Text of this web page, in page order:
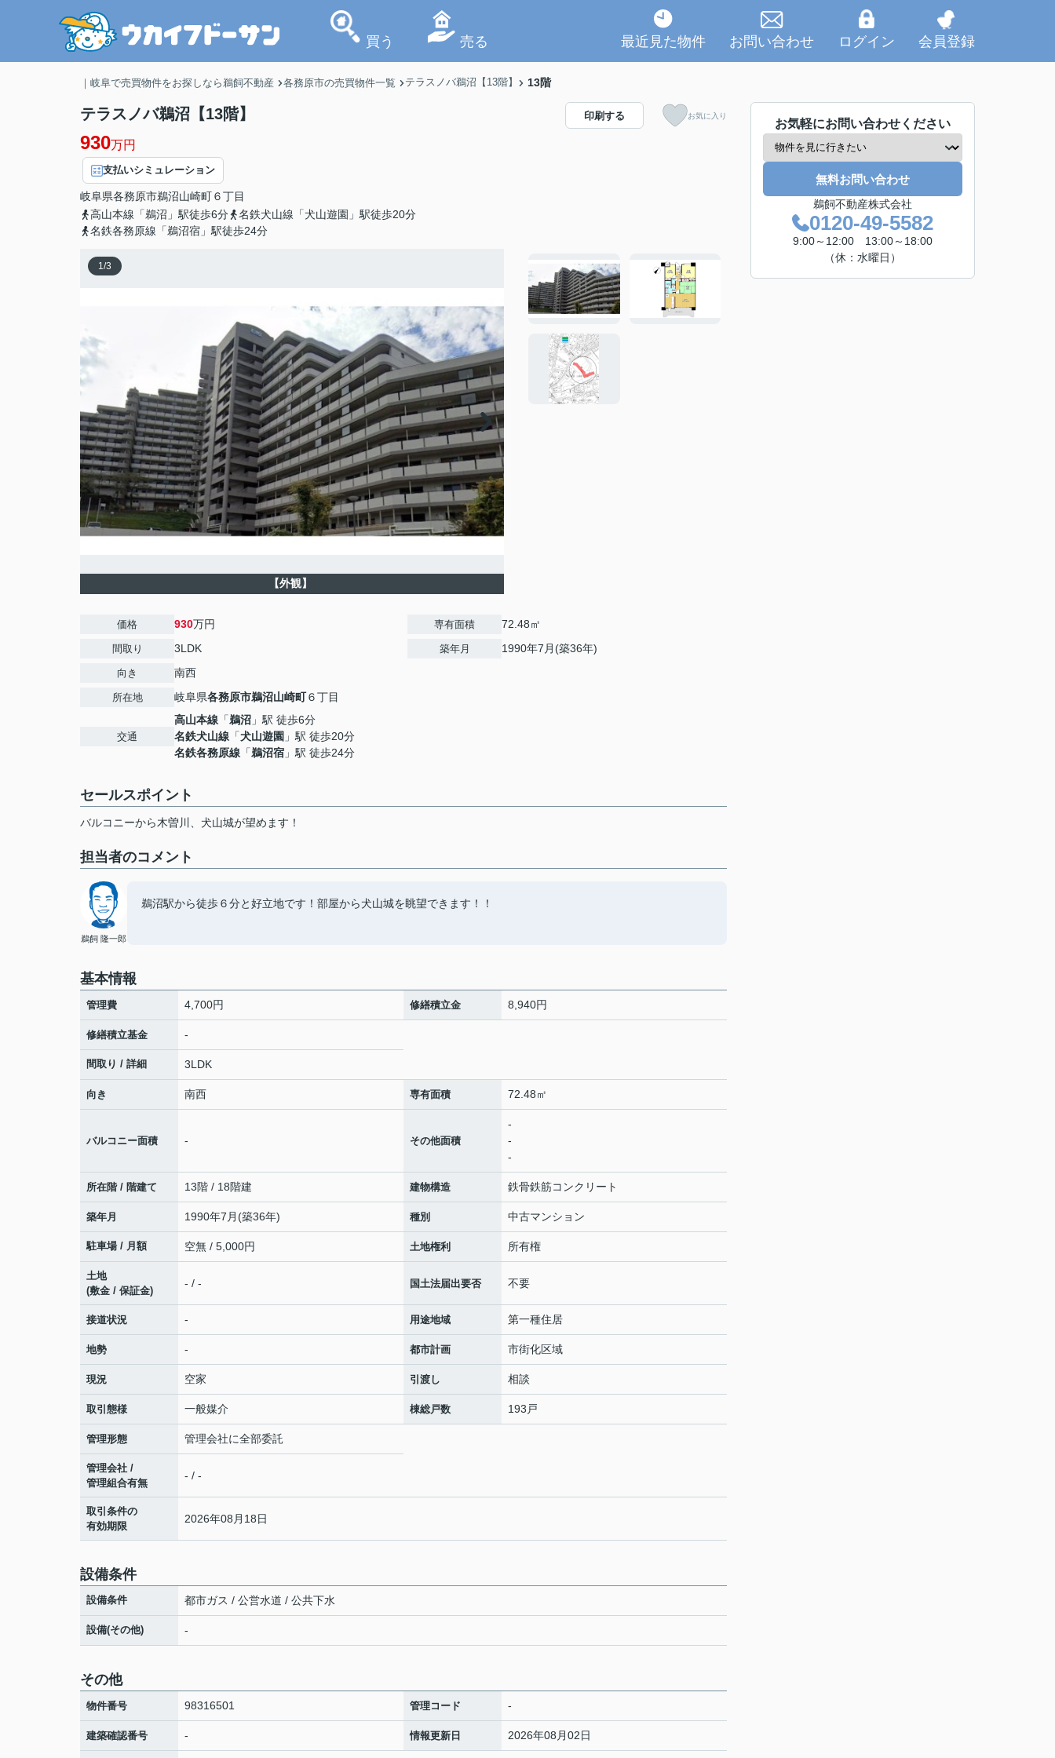
買う 売る 最近見た物件 お問い合わせ ログイン 会員登録
｜岐阜で売買物件をお探しなら鵜飼不動産 各務原市の売買物件一覧 テラスノバ鵜沼【13階】 13階
テラスノバ鵜沼【13階】
930万円
支払いシミュレーション
岐阜県各務原市鵜沼山崎町６丁目
高山本線「鵜沼」駅徒歩6分
名鉄犬山線「犬山遊園」駅徒歩20分
名鉄各務原線「鵜沼宿」駅徒歩24分
印刷する お気に入り
1/3
【外観】
価格 930万円
間取り 3LDK
向き 南西
所在地 岐阜県各務原市鵜沼山崎町６丁目
交通
高山本線 「鵜沼 」駅 徒歩6分
名鉄犬山線 「犬山遊園 」駅 徒歩20分
名鉄各務原線 「鵜沼宿 」駅 徒歩24分
専有面積 72.48㎡
築年月 1990年7月(築36年)
セールスポイント
バルコニーから木曽川、犬山城が望めます！
担当者のコメント
鵜飼 隆一郎
鵜沼駅から徒歩６分と好立地です！部屋から犬山城を眺望できます！！
基本情報
管理費 4,700円 修繕積立金 8,940円
修繕積立基金 -
間取り / 詳細 3LDK
向き 南西 専有面積 72.48㎡
バルコニー面積 - その他面積
-
-
-
所在階 / 階建て 13階 / 18階建 建物構造 鉄骨鉄筋コンクリート
築年月 1990年7月(築36年) 種別 中古マンション
駐車場 / 月額 空無 / 5,000円 土地権利 所有権
土地
(敷金 / 保証金)
- / - 国土法届出要否 不要
接道状況 - 用途地域 第一種住居
地勢 - 都市計画 市街化区域
現況 空家 引渡し 相談
取引態様 一般媒介 棟総戸数 193戸
管理形態 管理会社に全部委託
管理会社 /
管理組合有無
- / -
取引条件の
有効期限
2026年08月18日
設備条件
設備条件 都市ガス / 公営水道 / 公共下水
設備(その他) -
その他
物件番号 98316501 管理コード -
建築確認番号 - 情報更新日 2026年08月02日
お気軽にお問い合わせください
無料お問い合わせ
鵜飼不動産株式会社
0120-49-5582
9:00～12:00 13:00～18:00
（休：水曜日）